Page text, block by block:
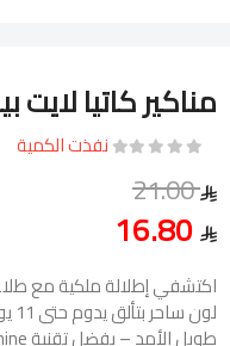
مناكير كاتيا لايت
نفذت الكمية
21.00